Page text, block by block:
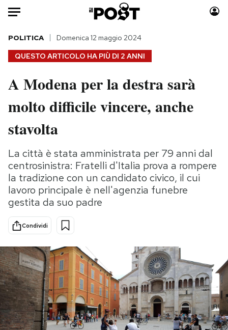
Auto
HOME
Italia
Politica
Tecnologia
Scienza
Cultura
Economia
Sport
Moda
Consumismi
Media
Europa
Altrecose
PODCAST
NEWSLETTER
I MIEI PREFERITI
QUESTO ARTICOLO HA PIÙ DI 2 ANNI
POLITICA Domenica 12 maggio 2024
A Modena per la destra sarà
molto difficile vincere, anche
stavolta
La città è stata amministrata per 79 anni dal
centrosinistra: Fratelli d'Italia prova a rompere
la tradizione con un candidato civico, il cui
lavoro principale è nell'agenzia funebre
gestita da suo padre
Condividi